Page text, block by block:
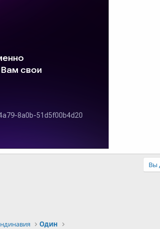
Вы
Один